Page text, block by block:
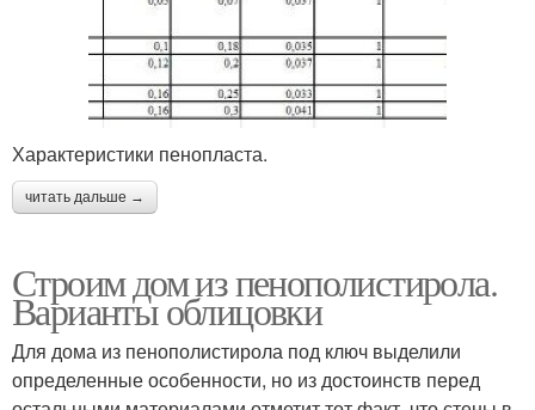
Характеристики пенопласта.
читать дальше →
Строим дом из пенополистирола.
Варианты облицовки
Для дома из пенополистирола под ключ выделили
определенные особенности, но из достоинств перед